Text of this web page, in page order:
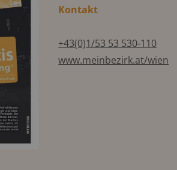
Kontakt
+43(0)1/53 53 530-110
www.meinbezirk.at/wien